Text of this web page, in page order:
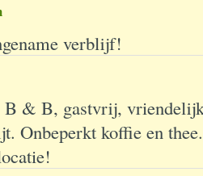
verblijf!
B & B, gastvrij,
Onbeperkt koffie en